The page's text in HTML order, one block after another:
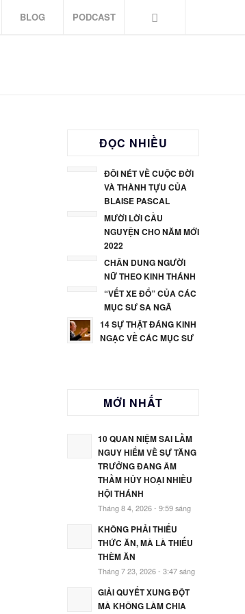
BLOG PODCAST
ĐỌC NHIỀU
ĐÔI NÉT VỀ CUỘC ĐỜI
VÀ THÀNH TỰU CỦA
BLAISE PASCAL
MƯỜI LỜI CẦU
NGUYỆN CHO NĂM MỚI
2022
CHÂN DUNG NGƯỜI
NỮ THEO KINH THÁNH
“VẾT XE ĐỔ” CỦA CÁC
MỤC SƯ SA NGÃ
14 SỰ THẬT ĐÁNG KINH
NGẠC VỀ CÁC MỤC SƯ
MỚI NHẤT
10 QUAN NIỆM SAI LẦM
NGUY HIỂM VỀ SỰ TĂNG
TRƯỞNG ĐANG ÂM
THẦM HỦY HOẠI NHIỀU
HỘI THÁNH
Tháng 8 4, 2026 - 9:59 sáng
KHÔNG PHẢI THIẾU
THỨC ĂN, MÀ LÀ THIẾU
THÈM ĂN
Tháng 7 23, 2026 - 3:47 sáng
GIẢI QUYẾT XUNG ĐỘT
MÀ KHÔNG LÀM CHIA